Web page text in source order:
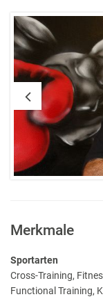
Merkmale
Sportarten
Cross-Training,
Functional Training,